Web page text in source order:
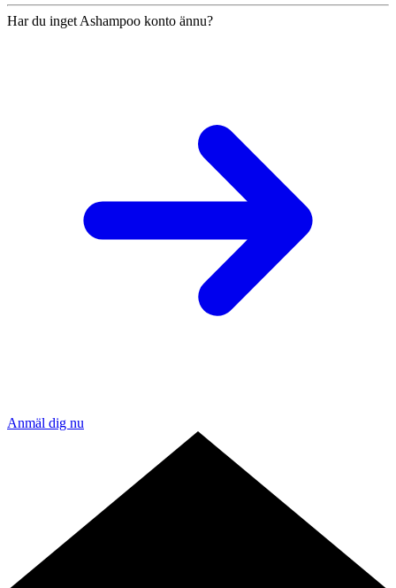
Har du inget Ashampoo konto ännu?
Anmäl dig nu